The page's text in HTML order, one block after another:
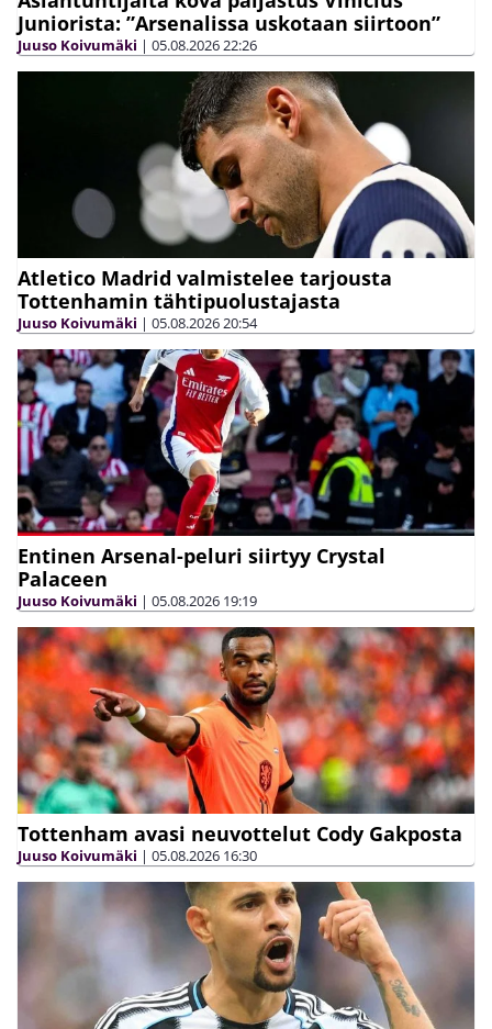
Juniorista: ”Arsenalissa uskotaan siirtoon”
Juuso Koivumäki | 05.08.202622:26
Atletico Madrid valmistelee tarjousta
Tottenhamin tähtipuolustajasta
Juuso Koivumäki | 05.08.202620:54
Entinen Arsenal-peluri siirtyy Crystal
Palaceen
Juuso Koivumäki | 05.08.2026 19:19
Tottenham avasi neuvottelut Cody Gakposta
Juuso Koivumäki | 05.08.2026 16:30